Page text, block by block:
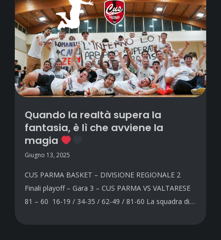
Quando la realtà supera la
fantasia, è lì che avviene la
magia
Giugno 13, 2025
CUS PARMA BASKET – DIVISIONE REGIONALE 2
Finali playoff – Gara 3 – CUS PARMA VS VALTARESE
81 – 60 16-19 / 34-35 / 62-49 / 81-60 La squadra di…